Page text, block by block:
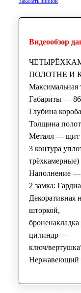
Видеообзор
ПОЛОТНЕ И
Габариты —
Глубина
Толщина
Металл —
3 контура
трёхкамерные)
Наполнение —
2 замка:
Декоративная
шторкой,
цилиндр —
ключ/
Нержавеющий